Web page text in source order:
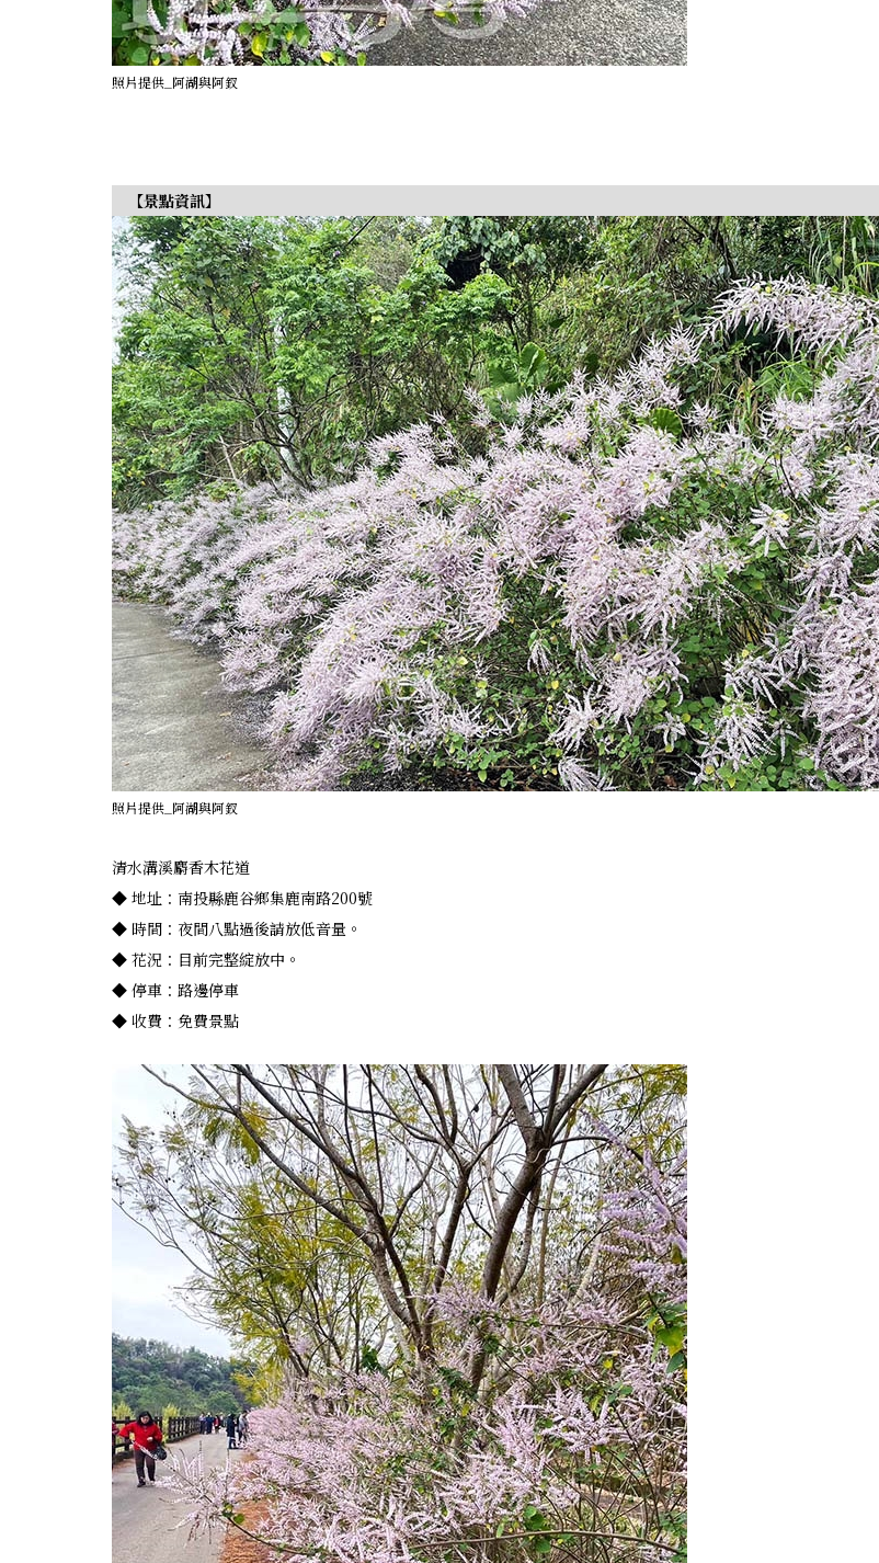
照片提供_阿湖與阿釵
【景點資訊】
照片提供_阿湖與阿釵
清水溝溪麝香木花道
◆ 地址：南投縣鹿谷鄉集鹿南路200號
◆ 時間：夜間八點過後請放低音量。
◆ 花況：目前完整綻放中。
◆ 停車：路邊停車
◆ 收費：免費景點